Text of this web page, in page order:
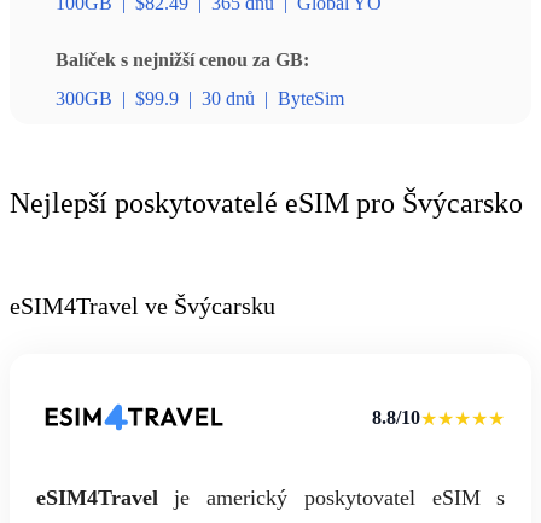
Balíček s nejnižší cenou za GB:
300GB | $99.9 | 30 dnů | ByteSim
Nejlepší poskytovatelé eSIM pro Švýcarsko
eSIM4Travel ve Švýcarsku
8.8/10★★★★★
eSIM4Travelje americký poskytovatel eSIM s